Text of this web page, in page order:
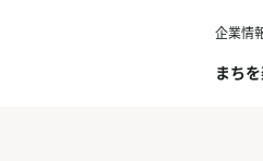
企業情
まち